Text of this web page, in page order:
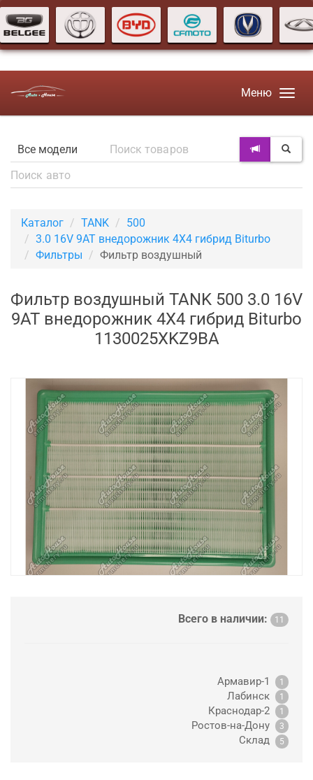
Меню
Каталог TANK
500
3.0 16V 9AT внедорожник 4X4 гибрид Biturbo
Фильтры
Фильтр воздушный
Фильтр воздушный TANK 500 3.0 16V
9AT внедорожник 4X4 гибрид Biturbo
1130025XKZ9BA
Всего в наличии: 11
Армавир-1 1
Лабинск 1
Краснодар-2 1
Ростов-на-Дону 3
Склад 5